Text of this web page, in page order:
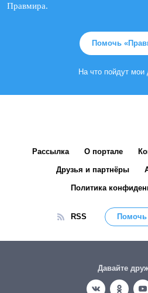
Правмира.
Помочь
На что пойдут мои
Рассылка О портале
Друзья и партнёры
Политика
RSS Помочь
Давайте